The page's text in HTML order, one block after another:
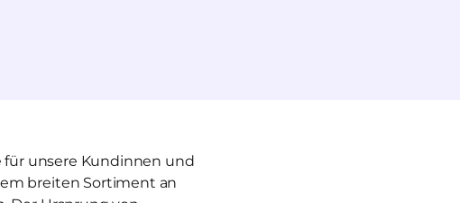
für unsere Kundinnen und
breiten Sortiment an